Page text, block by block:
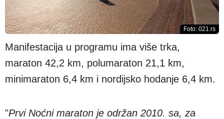
Foto: 021.rs
Manifestacija u programu ima više trka,
maraton 42,2 km, polumaraton 21,1 km,
minimaraton 6,4 km i nordijsko hodanje 6,4 km.
"Prvi Noćni maraton je održan 2010. sa, za